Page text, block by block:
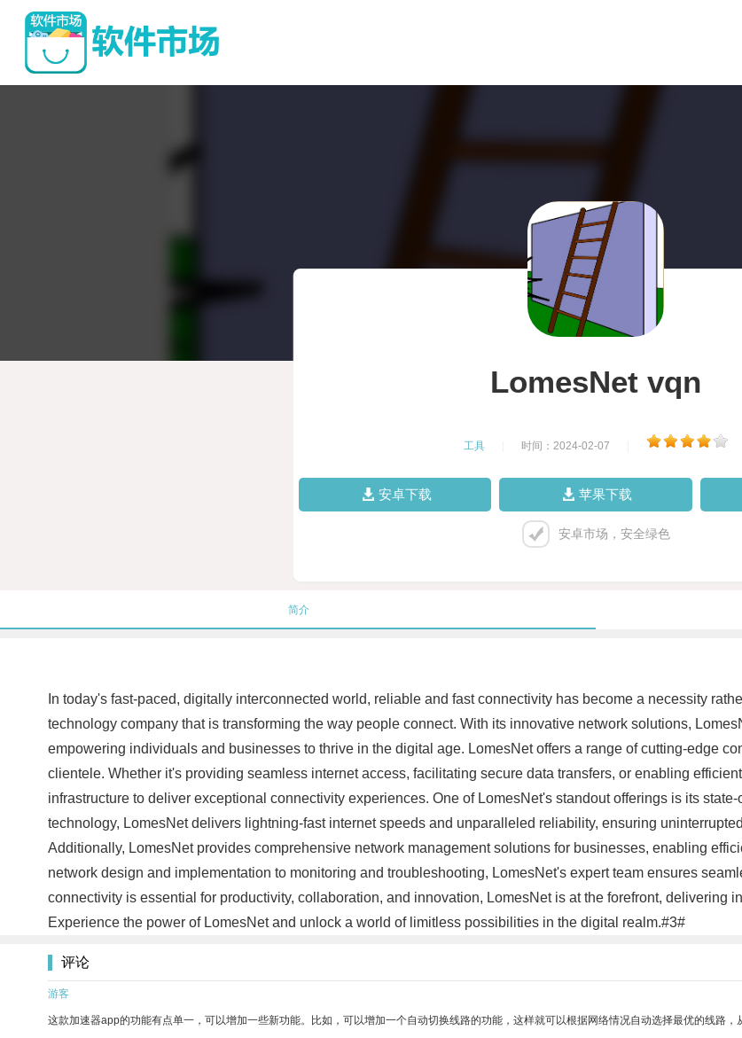
LomesNet vqn
工具 时间：2024-02-07
安卓下载 苹果下载
安卓市场，安全绿色
简介
In today's fast-paced, digitally interconnected world, reliable and fast connectivity has become a necessity
technology company that is transforming the way people connect. With its innovative network solutions,
empowering individuals and businesses to thrive in the digital age. LomesNet offers a range of cutting-edge
clientele. Whether it's providing seamless internet access, facilitating secure data transfers, or enabling
infrastructure to deliver exceptional connectivity experiences. One of LomesNet's standout offerings is its
technology, LomesNet delivers lightning-fast internet speeds and unparalleled reliability, ensuring
Additionally, LomesNet provides comprehensive network management solutions for businesses, enabling
network design and implementation to monitoring and troubleshooting, LomesNet's expert team ensures
connectivity is essential for productivity, collaboration, and innovation, LomesNet is at the forefront, delivering
Experience the power of LomesNet and unlock a world of limitless possibilities in the digital realm.#3#
评论
游客
这款加速器app的功能有点单一，可以增加一些新功能。比如，可以增加一个自动切换线路的功能，这样就可以根据网络情况自动选择最优的线路，